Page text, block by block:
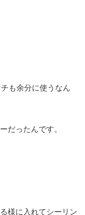
も余分に使うなん
だったんです。
様に入れてシーリン